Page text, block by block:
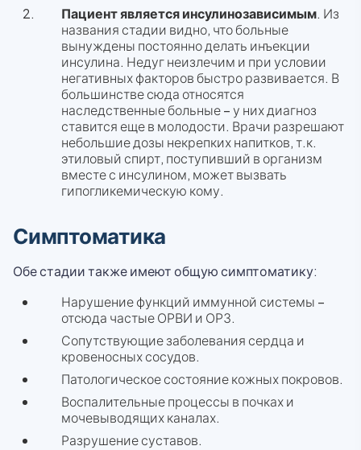
Пациент является инсулинозависимым. Из
названия стадии видно, что больные
вынуждены постоянно делать инъекции
инсулина. Недуг неизлечим и при условии
негативных факторов быстро развивается. В
большинстве сюда относятся
наследственные больные – у них диагноз
ставится еще в молодости. Врачи разрешают
небольшие дозы некрепких напитков, т.к.
этиловый спирт, поступивший в организм
вместе с инсулином, может вызвать
гипогликемическую кому.
Симптоматика
Обе стадии также имеют общую симптоматику:
Нарушение функций иммунной системы –
отсюда частые ОРВИ и ОРЗ.
Сопутствующие заболевания сердца и
кровеносных сосудов.
Патологическое состояние кожных покровов.
Воспалительные процессы в почках и
мочевыводящих каналах.
Разрушение суставов.